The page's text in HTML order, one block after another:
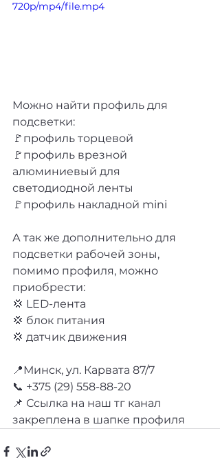
720p/mp4/file.mp4
Можно найти профиль для
подсветки:
🚩профиль торцевой
🚩профиль врезной
алюминиевый для
светодиодной ленты
🚩профиль накладной mini
А так же дополнительно для
подсветки рабочей зоны,
помимо профиля, можно
приобрести:
💢 LED-лента
💢 блок питания
💢 датчик движения
📍Минск, ул. Карвата 87/7
📞 +375 (29) 558-88-20
📌 Ссылка на наш тг канал
закреплена в шапке профиля